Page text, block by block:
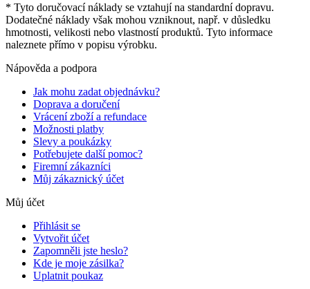
* Tyto doručovací náklady se vztahují na standardní dopravu.
Dodatečné náklady však mohou vzniknout, např. v důsledku
hmotnosti, velikosti nebo vlastností produktů. Tyto informace
naleznete přímo v popisu výrobku.
Nápověda a podpora
Jak mohu zadat objednávku?
Doprava a doručení
Vrácení zboží a refundace
Možnosti platby
Slevy a poukázky
Potřebujete další pomoc?
Firemní zákazníci
Můj zákaznický účet
Můj účet
Přihlásit se
Vytvořit účet
Zapomněli jste heslo?
Kde je moje zásilka?
Uplatnit poukaz